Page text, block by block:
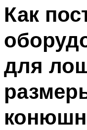
Как
для